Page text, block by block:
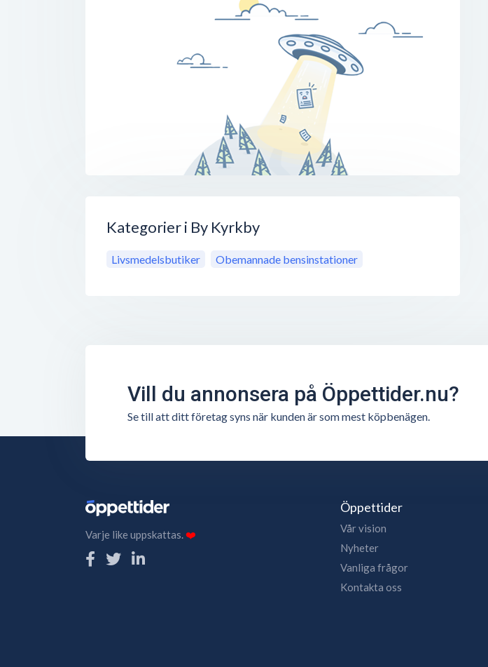
Kategorier i By Kyrkby
Livsmedelsbutiker Obemannade bensinstationer
Vill du annonsera på Öppettider.nu?
Se till att ditt företag syns när kunden är som mest köpbenägen.
Varje like uppskattas.❤️
Öppettider
Vår vision
Nyheter
Vanliga frågor
Kontakta oss